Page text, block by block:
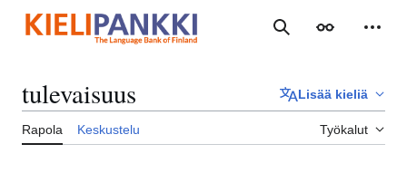
sisältöön
Haku Ulkoasu
tulevaisuus Lisää kieliä
Rapola Keskustelu Työkalut